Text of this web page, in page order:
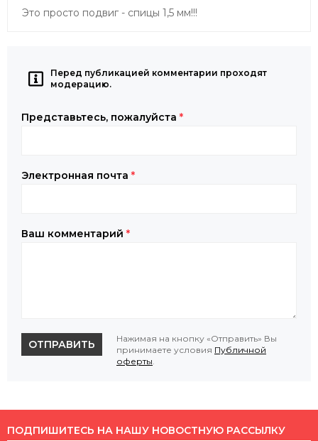
Это просто подвиг - спицы 1,5 мм!!!
Перед публикацией комментарии проходят
модерацию.
Представьтесь, пожалуйста *
Электронная почта *
Ваш комментарий *
ОТПРАВИТЬ
Нажимая на кнопку «Отправить» Вы
принимаете условия Публичной
оферты.
ПОДПИШИТЕСЬ НА НАШУ НОВОСТНУЮ РАССЫЛКУ